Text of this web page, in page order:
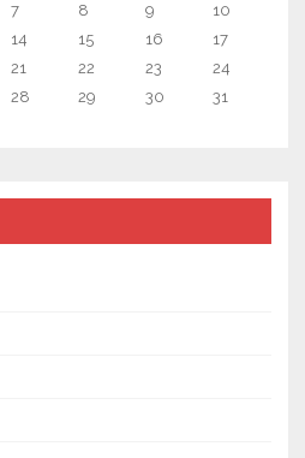
7 8 9
10
14 15 16
17
21 22 23
24
28 29 30 31